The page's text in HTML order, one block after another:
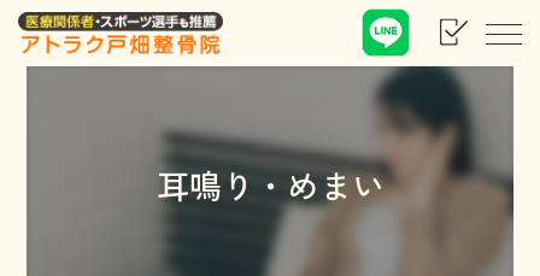
耳鳴り・めまい